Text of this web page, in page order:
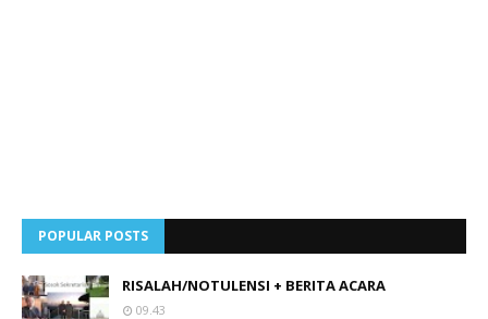
POPULAR POSTS
RISALAH/NOTULENSI + BERITA ACARA
09.43